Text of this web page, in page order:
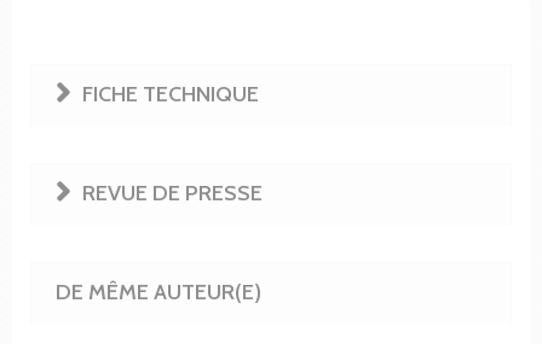
FICHE TECHNIQUE
REVUE DE PRESSE
DE MÊME AUTEUR(E)